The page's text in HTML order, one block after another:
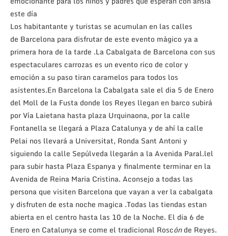
este día
Los habitantante y turistas se acumulan en las calles
de Barcelona para disfrutar de este evento màgico ya a
primera hora de la tarde .La Cabalgata de Barcelona con sus
espectaculares carrozas es un evento rico de color y
emoción a su paso tiran caramelos para todos los
asistentes.En Barcelona la Cabalgata sale el dia 5 de Enero
del Moll de la Fusta donde los Reyes llegan en barco subirá
por Vía Laietana hasta plaza Urquinaona, por la calle
Fontanella se llegará a Plaza Catalunya y de ahí la calle
Pelai nos llevará a Universitat, Ronda Sant Antoni y
siguiendo la calle Sepúlveda llegarán a la Avenida Paral.lel
para subir hasta Plaza Espanya y finalmente terminar en la
Avenida de Reina Maria Cristina. Aconsejo a todas las
persona que visiten Barcelona que vayan a ver la cabalgata
y disfruten de esta noche magica .Todas las tiendas estan
abierta en el centro hasta las 10 de la Noche. El dia 6 de
Enero en Catalunya se come el tradicional Roscónde Reyes.